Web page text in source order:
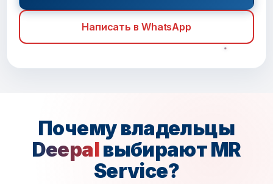
Написать в WhatsApp
Почему владельцы
Deepalвыбирают MR
Service?